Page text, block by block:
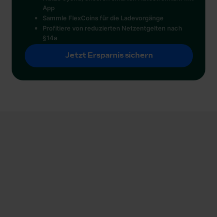
App
Sammle FlexCoins für die Ladevorgänge
Profitiere von reduzierten Netzentgelten nach
§14a
Jetzt Ersparnis sichern
Jetzt Ersparnis sichern